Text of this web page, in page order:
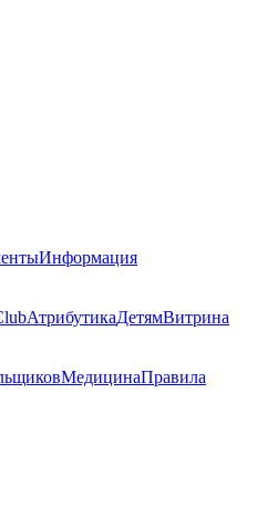
Информация
АтрибутикаДетямВитрина
МедицинаПравила